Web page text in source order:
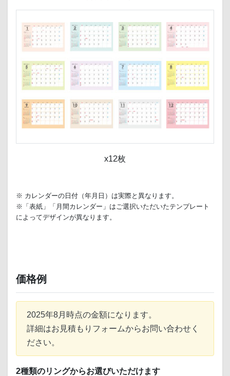
x12枚
※ カレンダーの日付（年月日）は実際と異なります。
※「表紙」「月間カレンダー」はご選択いただいたテンプレート
によってデザインが異なります。
価格例
2025年8月時点の金額になります。
詳細はお見積もりフォームからお問い合わせく
ださい。
2種類のリングからお選びいただけます